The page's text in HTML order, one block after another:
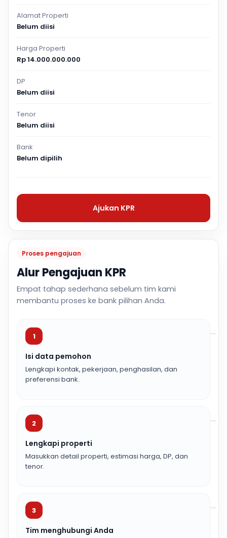
Proses pengajuan
Alur Pengajuan KPR
Empat tahap sederhana sebelum tim kami
membantu proses ke bank pilihan Anda.
1
Isi data pemohon
Lengkapi kontak, pekerjaan, penghasilan, dan
preferensi bank.
2
Lengkapi properti
Masukkan detail properti, estimasi harga, DP, dan
tenor.
3
Tim menghubungi Anda
Alamat Properti
Belum diisi
Harga Properti
Rp 14.000.000.000
DP
Belum diisi
Tenor
Belum diisi
Bank
Belum dipilih
Ajukan KPR